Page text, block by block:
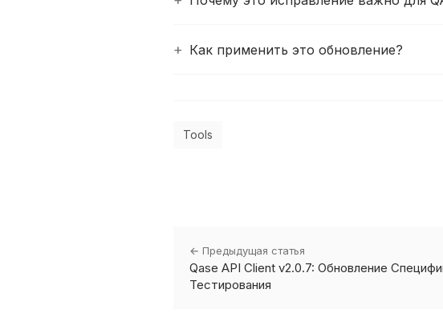
Как применить это обновление?
Tools
← Предыдущая статья
Qase API Client v2.0.7: Обновление
Тестирования